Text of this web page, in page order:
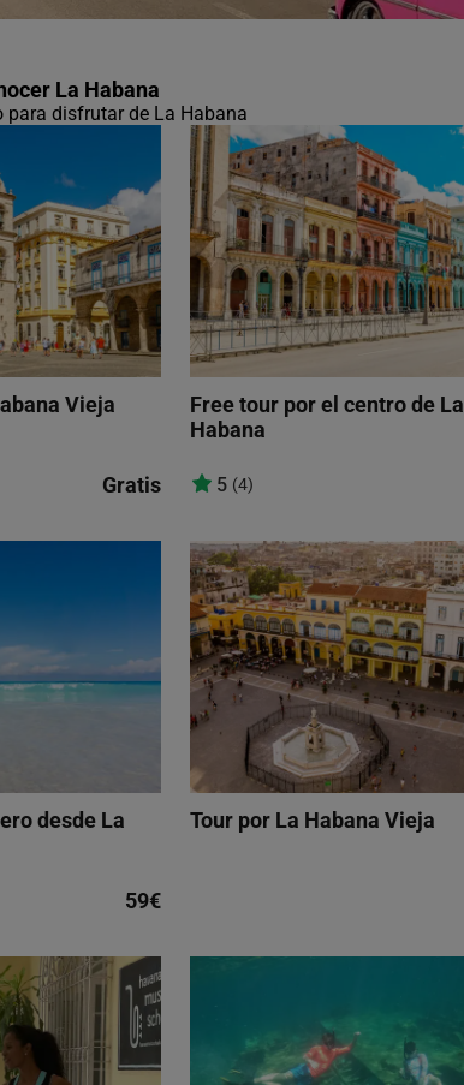
La Habana
para disfrutar de La Habana
Vieja
Gratis
Free tour por el centro de La
Habana
5 (4)
desde La
59€
Tour por La Habana Vieja